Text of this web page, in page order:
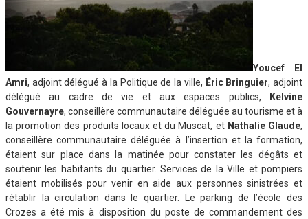
Youcef El
Amri, adjoint délégué à la Politique de la ville, Éric Bringuier, adjoint
délégué au cadre de vie et aux espaces publics,
Kelvine
Gouvernayre, conseillère communautaire déléguée au tourisme et à
la promotion des produits locaux et du Muscat, et Nathalie Glaude,
conseillère communautaire déléguée à l’insertion et la formation,
étaient sur place dans la matinée pour constater les dégâts et
soutenir les habitants du quartier. Services de la Ville et pompiers
étaient mobilisés pour venir en aide aux personnes sinistrées et
rétablir la circulation dans le quartier. Le parking de l’école des
Crozes a été mis à disposition du poste de commandement des